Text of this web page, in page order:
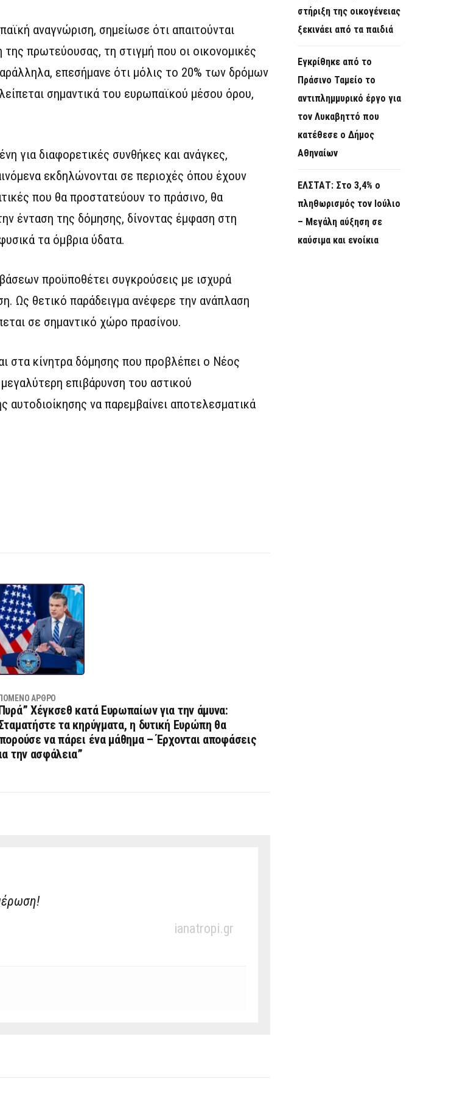
αναγνώριση, σημείωσε ότι απαιτούνται
πρωτεύουσας, τη στιγμή που οι οικονομικές
επεσήμανε ότι μόλις το 20% των δρόμων
σημαντικά του ευρωπαϊκού μέσου όρου,
για διαφορετικές συνθήκες και ανάγκες,
εκδηλώνονται σε περιοχές όπου έχουν
που θα προστατεύουν το πράσινο, θα
ένταση της δόμησης, δίνοντας έμφαση στη
τα όμβρια ύδατα.
προϋποθέτει συγκρούσεις με ισχυρά
Ως θετικό παράδειγμα ανέφερε την ανάπλαση
σε σημαντικό χώρο πρασίνου.
στα κίνητρα δόμησης που προβλέπει ο Νέος
επιβάρυνση του αστικού
αυτοδιοίκησης να παρεμβαίνει αποτελεσματικά
ΆΡΘΡΟ
Χέγκσεθ κατά Ευρωπαίων για την άμυνα:
τα κηρύγματα, η δυτική Ευρώπη θα
να πάρει ένα μάθημα – Έρχονται αποφάσεις
την ασφάλεια”
ianatropi.gr
στήριξη της οικογένειας
ξεκινάει από τα παιδιά
Εγκρίθηκε από το
Πράσινο Ταμείο το
αντιπλημμυρικό έργο για
τον Λυκαβηττό που
κατέθεσε ο Δήμος
Αθηναίων
ΕΛΣΤΑΤ: Στο 3,4% ο
πληθωρισμός τον Ιούλιο
– Μεγάλη αύξηση σε
καύσιμα και ενοίκια